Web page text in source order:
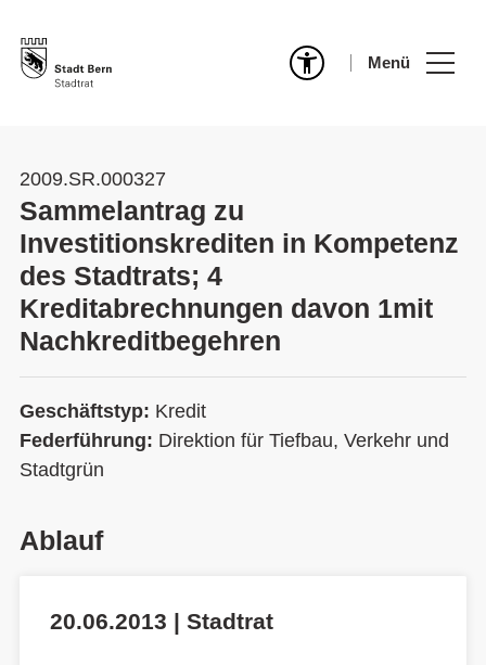
Menü
2009.SR.000327
Sammelantrag zu
Investitionskrediten in Kompetenz
des Stadtrats; 4
Kreditabrechnungen davon 1mit
Nachkreditbegehren
Geschäftstyp: Kredit
Federführung: Direktion für Tiefbau, Verkehr und
Stadtgrün
Ablauf
20.06.2013 | Stadtrat